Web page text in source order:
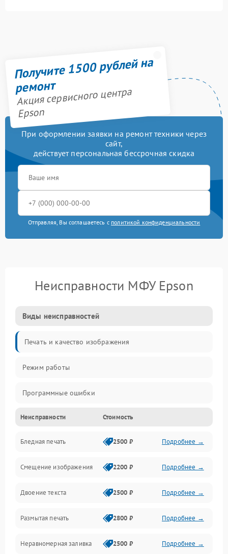
Получите 1500 рублей на
ремонт
Акция сервисного центра
Epson
При оформлении заявки на ремонт техники через
сайт,
действует персональная бессрочная скидка
Отправляя, Вы соглашаетесь с политикой конфиденциальности
Неисправности МФУ Epson
Виды неисправностей
Печать и качество изображения
Режим работы
Программные ошибки
Картриджи и расходники
Сканер и копирование
Механика и узлы
Программные сбои
Подключение и интерфейсы
Дисплей и органы управления
Неисправности Стоимость
Бледная печать 2500 ₽ Подробнее →
Смещение изображения 2200 ₽ Подробнее →
Двоение текста 2500 ₽ Подробнее →
Размытая печать 2800 ₽ Подробнее →
Неравномерная заливка 2500 ₽ Подробнее →